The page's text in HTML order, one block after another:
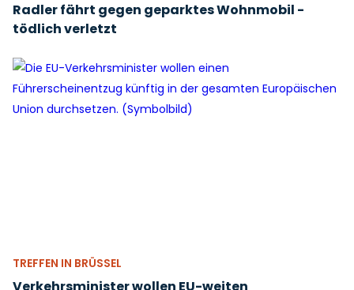
Radler fährt gegen geparktes Wohnmobil -
tödlich verletzt
TREFFEN IN BRÜSSEL